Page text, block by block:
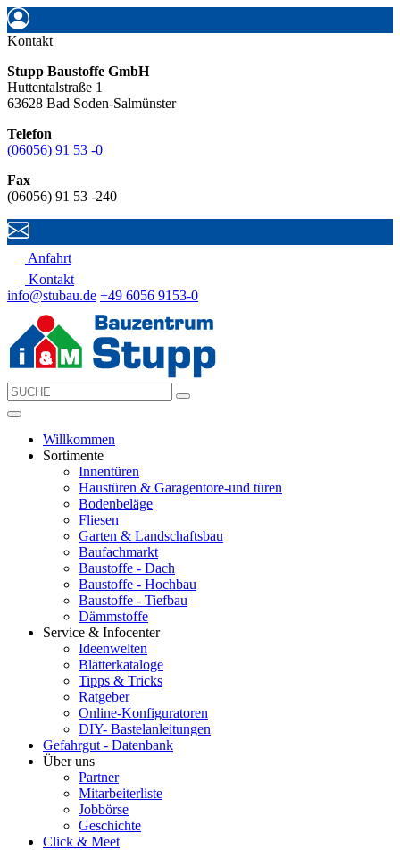
Kontakt
Stupp Baustoffe GmbH
Huttentalstraße 1
63628 Bad Soden-Salmünster
Telefon
(06056) 91 53 -0
Fax
(06056) 91 53 -240
Anfahrt
Kontakt
info@stubau.de +49 6056 9153-0
Willkommen
Sortimente
Innentüren
Haustüren & Garagentore-und türen
Bodenbeläge
Fliesen
Garten & Landschaftsbau
Baufachmarkt
Baustoffe - Dach
Baustoffe - Hochbau
Baustoffe - Tiefbau
Dämmstoffe
Service & Infocenter
Ideenwelten
Blätterkataloge
Tipps & Tricks
Ratgeber
Online-Konfiguratoren
DIY- Bastelanleitungen
Gefahrgut - Datenbank
Über uns
Partner
Mitarbeiterliste
Jobbörse
Geschichte
Click & Meet